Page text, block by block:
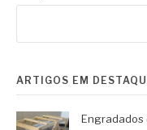
ARTIGOS EM
Engradados